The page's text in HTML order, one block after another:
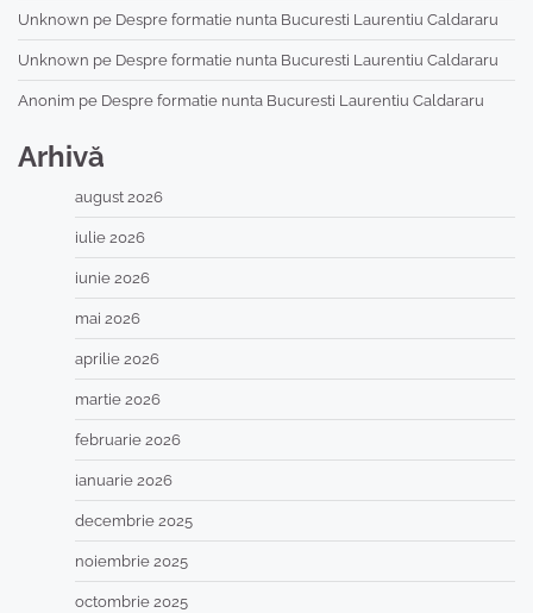
Unknown pe Despre formatie nunta Bucuresti Laurentiu Caldararu
Unknown pe Despre formatie nunta Bucuresti Laurentiu Caldararu
Anonim pe Despre formatie nunta Bucuresti Laurentiu Caldararu
Arhivă
august 2026
iulie 2026
iunie 2026
mai 2026
aprilie 2026
martie 2026
februarie 2026
ianuarie 2026
decembrie 2025
noiembrie 2025
octombrie 2025